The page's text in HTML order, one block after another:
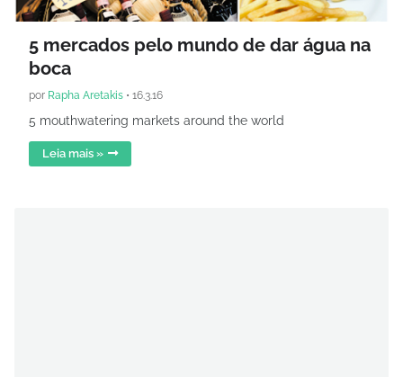
5 mercados pelo mundo de dar água na
boca
por Rapha Aretakis • 16.3.16
5 mouthwatering markets around the world
Leia mais »